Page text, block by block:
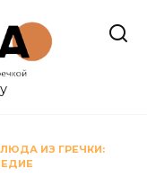
ИЗ ГРЕЧКИ: